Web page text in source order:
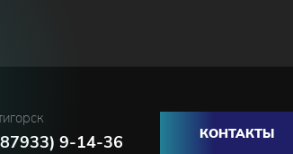
9-14-36 КОНТАКТЫ